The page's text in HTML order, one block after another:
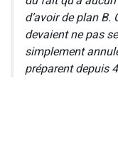
d’avoir de plan B.
devaient ne pas
simplement
préparent depuis